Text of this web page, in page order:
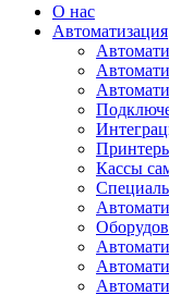
О нас
Автоматизация
Кассы